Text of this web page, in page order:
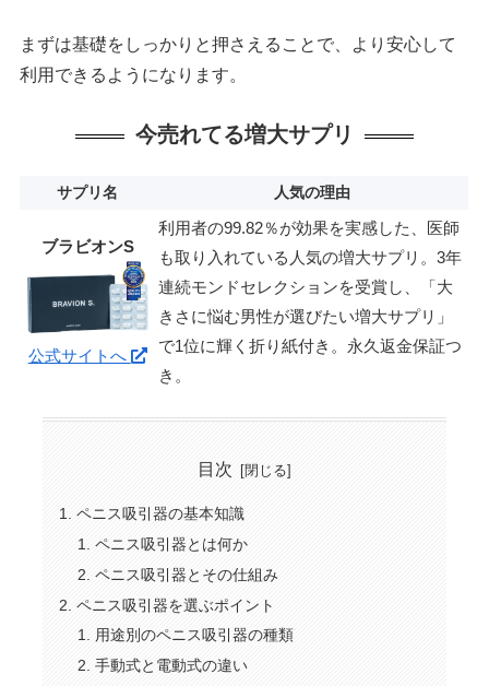
まずは基礎をしっかりと押さえることで、より安心して
利用できるようになります。
今売れてる増大サプリ
サプリ名 人気の理由
ブラビオンS
公式サイトへ
利用者の99.82％が効果を実感した、医師
も取り入れている人気の増大サプリ。3年
連続モンドセレクションを受賞し、「大
きさに悩む男性が選びたい増大サプリ」
で1位に輝く折り紙付き。永久返金保証つ
き。
目次
ペニス吸引器の基本知識
ペニス吸引器とは何か
ペニス吸引器とその仕組み
ペニス吸引器を選ぶポイント
用途別のペニス吸引器の種類
手動式と電動式の違い